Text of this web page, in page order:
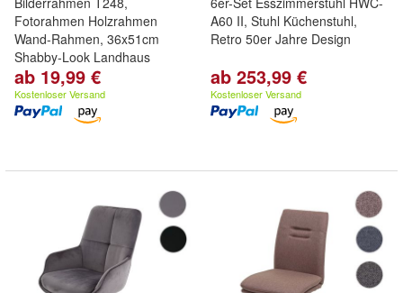
Fotorahmen Holzrahmen
Wand-Rahmen, 36x51cm
Shabby-Look Landhaus
ab 19,99 €
Kostenloser Versand
A60 II, Stuhl Küchenstuhl,
Retro 50er Jahre Design
ab 253,99 €
Kostenloser Versand